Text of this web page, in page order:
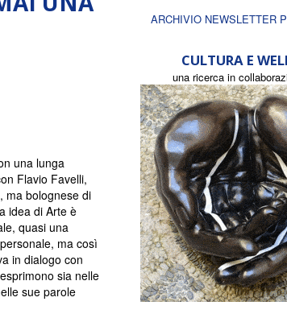
una lunga
Flavio Favelli,
ma bolognese di
idea di Arte è
quasi una
ma così
in dialogo con
sia nelle
sue parole
ARCHIVIO NEWSLETTER
CULTURA E
una ricerca in